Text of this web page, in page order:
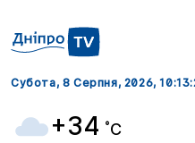
Субота, 8 Серпня, 2026,
+34 ˚C